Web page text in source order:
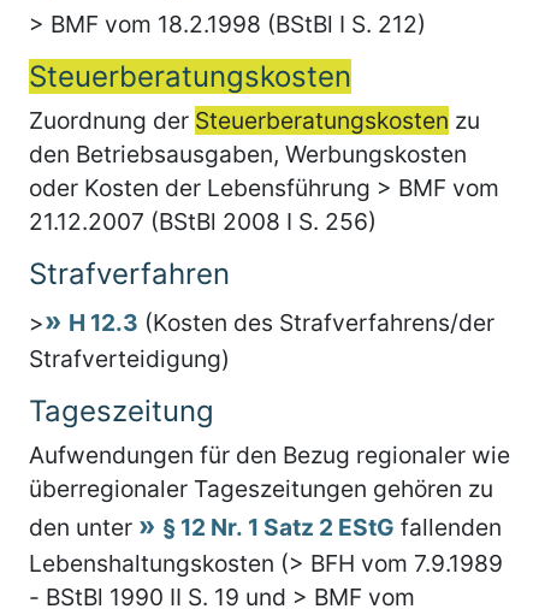
> BMF vom 18.2.1998 (BStBl I S. 212)
Steuerberatungskosten
Zuordnung der Steuerberatungskosten zu
den Betriebsausgaben, Werbungskosten
oder Kosten der Lebensführung > BMF vom
21.12.2007 (BStBl 2008 I S. 256)
Strafverfahren
> H 12.3 (Kosten des Strafverfahrens/der
Strafverteidigung)
Tageszeitung
Aufwendungen für den Bezug regionaler wie
überregionaler Tageszeitungen gehören zu
den unter
§ 12 Nr. 1 Satz 2 EStG fallenden
Lebenshaltungskosten (> BFH vom 7.9.1989
- BStBl 1990 II S. 19 und > BMF vom